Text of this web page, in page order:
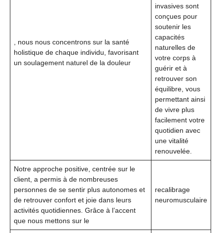
, nous nous concentrons sur la santé
holistique de chaque individu, favorisant
un soulagement naturel de la douleur
invasives sont
conçues pour
soutenir les
capacités
naturelles de
votre corps à
guérir et à
retrouver son
équilibre, vous
permettant ainsi
de vivre plus
facilement votre
quotidien avec
une vitalité
renouvelée.
Notre approche positive, centrée sur le
client, a permis à de nombreuses
personnes de se sentir plus autonomes et
de retrouver confort et joie dans leurs
activités quotidiennes. Grâce à l’accent
que nous mettons sur le
recalibrage
neuromusculaire